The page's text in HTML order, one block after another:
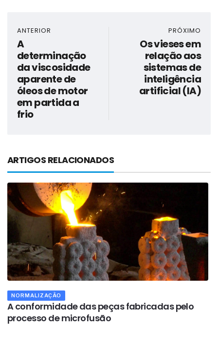
ANTERIOR
A
determinação
da viscosidade
aparente de
óleos de motor
em partida a
frio
PRÓXIMO
Os vieses em
relação aos
sistemas de
inteligência
artificial (IA)
ARTIGOS RELACIONADOS
NORMALIZAÇÃO
A conformidade das peças fabricadas pelo
processo de microfusão